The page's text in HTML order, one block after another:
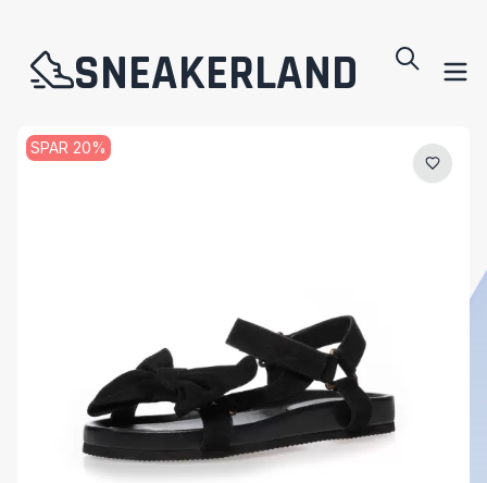
SNEAKERLAND
SPAR 20%